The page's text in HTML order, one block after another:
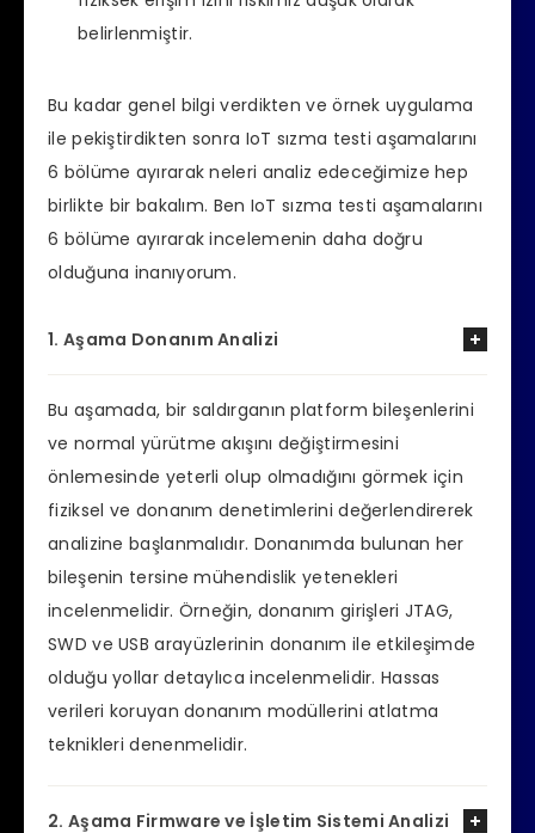
belirlenmiştir.
Bu kadar genel bilgi verdikten ve örnek uygulama
ile pekiştirdikten sonra IoT sızma testi aşamalarını
6 bölüme ayırarak neleri analiz edeceğimize hep
birlikte bir bakalım. Ben IoT sızma testi aşamalarını
6 bölüme ayırarak incelemenin daha doğru
olduğuna inanıyorum.
1. Aşama Donanım Analizi
Bu aşamada, bir saldırganın platform bileşenlerini
ve normal yürütme akışını değiştirmesini
önlemesinde yeterli olup olmadığını görmek için
fiziksel ve donanım denetimlerini değerlendirerek
analizine başlanmalıdır. Donanımda bulunan her
bileşenin tersine mühendislik yetenekleri
incelenmelidir. Örneğin, donanım girişleri JTAG,
SWD ve USB arayüzlerinin donanım ile etkileşimde
olduğu yollar detaylıca incelenmelidir. Hassas
verileri koruyan donanım modüllerini atlatma
teknikleri denenmelidir.
2. Aşama Firmware ve İşletim Sistemi Analizi